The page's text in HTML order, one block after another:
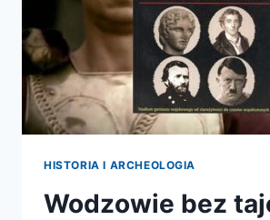
HISTORIA I ARCHEOLOGIA
Wodzowie bez